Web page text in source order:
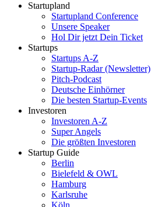
Startupland
Startupland Conference
Unsere Speaker
Hol Dir jetzt Dein Ticket
Startups
Startups A-Z
Startup-Radar (Newsletter)
Pitch-Podcast
Deutsche Einhörner
Die besten Startup-Events
Investoren
Investoren A-Z
Super Angels
Die größten Investoren
Startup Guide
Berlin
Bielefeld & OWL
Hamburg
Karlsruhe